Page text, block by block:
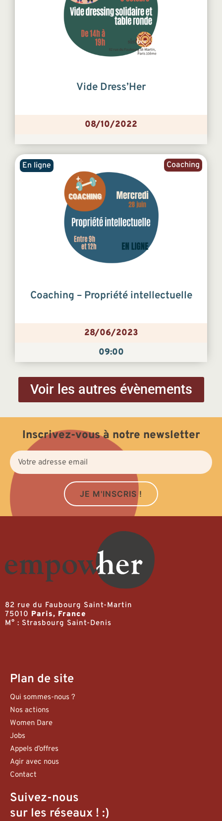
Vide Dress’Her
08/10/2022
Coaching
En ligne
Coaching – Propriété intellectuelle
28/06/2023
09:00
Voir les autres évènements
Inscrivez-vous à notre newsletter
JE M'INSCRIS !
82 rue du Faubourg Saint-Martin
75010 Paris, France
M° : Strasbourg Saint-Denis
Plan de site
Qui sommes-nous ?
Nos actions
Women Dare
Jobs
Appels d’offres
Agir avec nous
Contact
Suivez-nous
sur les réseaux ! :)